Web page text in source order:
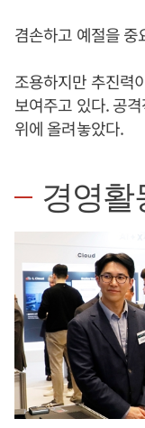
겸손하고 예절을 중
조용하지만 추진력
보여주고 있다. 공
위에 올려놓았다.
경영활